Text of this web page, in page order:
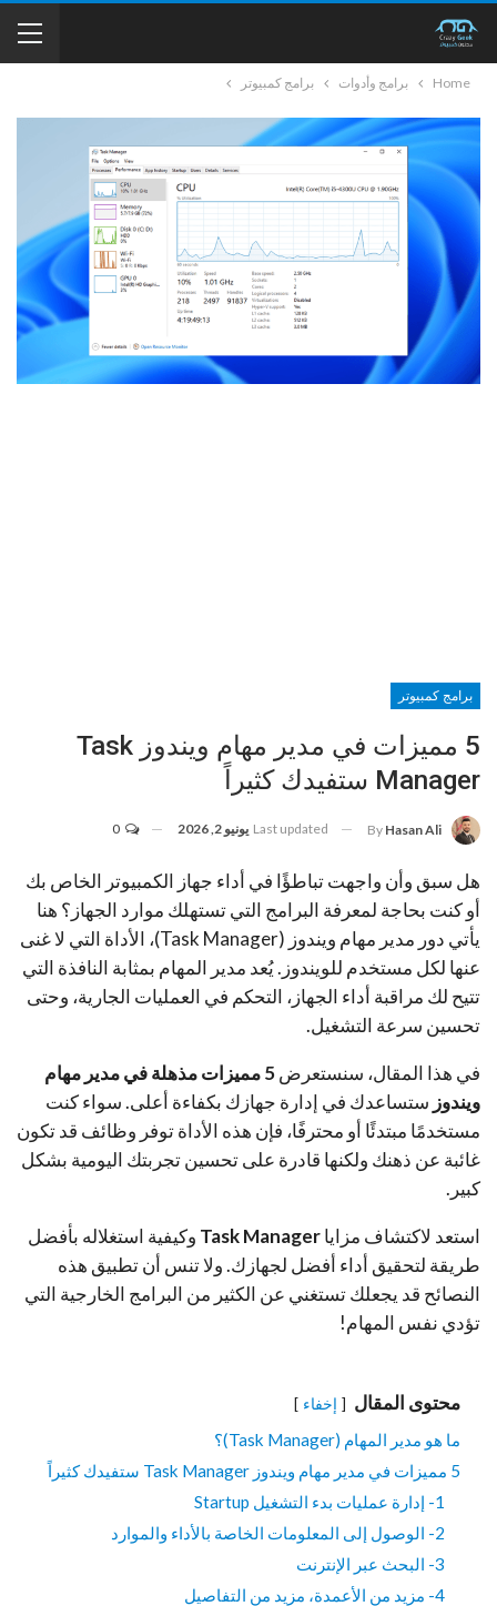
Home برامج وأدوات برامج كمبيوتر
برامج كمبيوتر
5 مميزات في مدير مهام ويندوز Task
Manager ستفيدك كثيراً
By Hasan Ali
Last updated يونيو 2, 2026
هل سبق وأن واجهت تباطؤًا في أداء جهاز الكمبيوتر الخاص بك
أو كنت بحاجة لمعرفة البرامج التي تستهلك موارد الجهاز؟ هنا
يأتي دور مدير مهام ويندوز (Task Manager)، الأداة التي لا غنى
عنها لكل مستخدم للويندوز. يُعد مدير المهام بمثابة النافذة التي
تتيح لك مراقبة أداء الجهاز، التحكم في العمليات الجارية، وحتى
تحسين سرعة التشغيل.
في هذا المقال، سنستعرض
5 مميزات مذهلة في مدير مهام
ويندوز ستساعدك في إدارة جهازك بكفاءة أعلى. سواء كنت
مستخدمًا مبتدئًا أو محترفًا، فإن هذه الأداة توفر وظائف قد تكون
غائبة عن ذهنك ولكنها قادرة على تحسين تجربتك اليومية بشكل
كبير.
استعد لاكتشاف مزاياTask Manager وكيفية استغلاله بأفضل
طريقة لتحقيق أداء أفضل لجهازك. ولا تنس أن تطبيق هذه
النصائح قد يجعلك تستغني عن الكثير من البرامج الخارجية التي
تؤدي نفس المهام!
محتوى المقال إخفاء
ما هو مدير المهام (Task Manager)؟
5 مميزات في مدير مهام ويندوز Task Manager ستفيدك كثيراً
1- إدارة عمليات بدء التشغيل Startup
2- الوصول إلى المعلومات الخاصة بالأداء والموارد
3- البحث عبر الإنترنت
4- مزيد من الأعمدة، مزيد من التفاصيل